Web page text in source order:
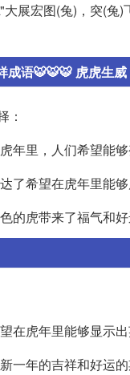
展宏图(兔)，突(
成语🐯🐯🐯 虎虎生
：
年里，人们希望能够
了希望在虎年里能够
的虎带来了福气和好
在虎年里能够显示出
一年的吉祥和好运的